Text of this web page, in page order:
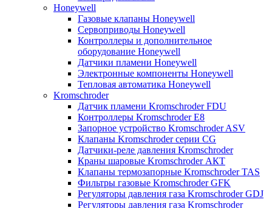
Honeywell
Газовые клапаны Honeywell
Сервоприводы Honeywell
Контроллеры и дополнительное
оборудование Honeywell
Датчики пламени Honeywell
Электронные компоненты Honeywell
Тепловая автоматика Honeywell
Kromschroder
Датчик пламени Kromschroder FDU
Контроллеры Kromschroder E8
Запорное устройство Kromschroder ASV
Клапаны Kromschroder серии CG
Датчики-реле давления Kromschroder
Краны шаровые Kromschroder АКТ
Клапаны термозапорные Kromschroder TAS
Фильтры газовые Kromschroder GFK
Регуляторы давления газа Kromschroder GDJ
Регуляторы давления газа Kromschroder